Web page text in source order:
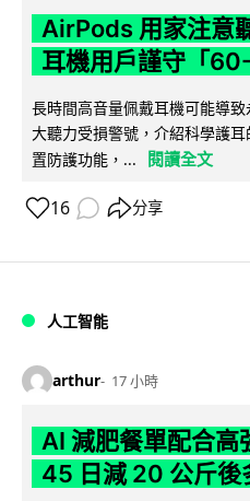
AirPods 用家注意
耳機用戶謹守「
長時間高音量佩戴耳機可能導
大聽力受損警號，介紹科學護
置防護功能，...
閱讀全文
16 分享
人工智能
arthur 17 小時
AI 減肥餐單配合
45 日減 20 公斤後